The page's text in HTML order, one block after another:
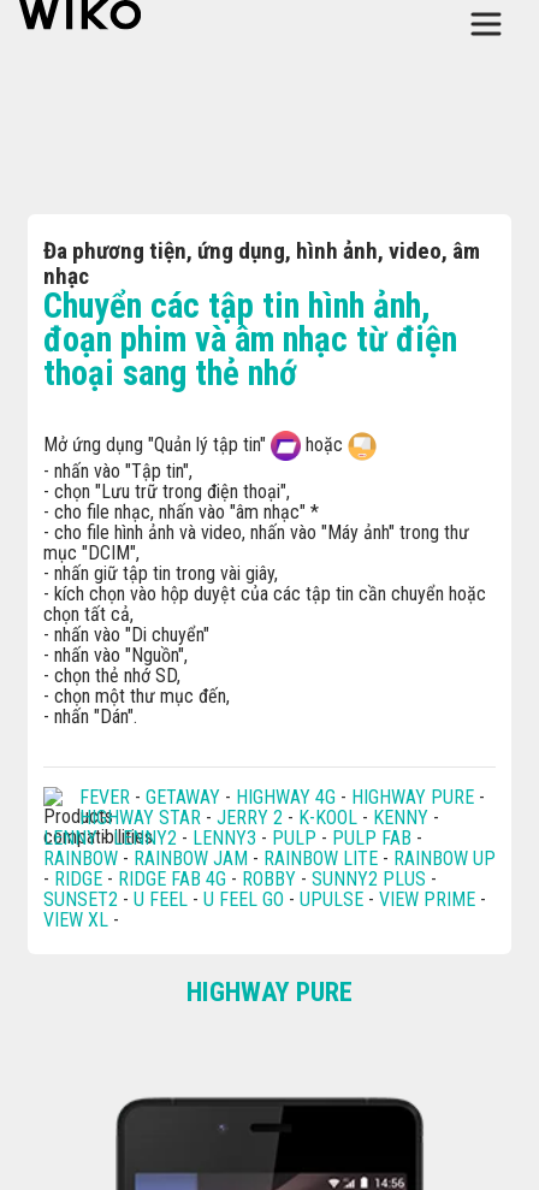
Đa phương tiện, ứng dụng, hình ảnh, video, âm
nhạc
Chuyển các tập tin hình ảnh,
đoạn phim và âm nhạc từ điện
thoại sang thẻ nhớ
Mở ứng dụng "Quản lý tập tin"
hoặc
- nhấn vào "Tập tin",
- chọn "Lưu trữ trong điện thoại",
- cho file nhạc, nhấn vào "âm nhạc" *
- cho file hình ảnh và video, nhấn vào "Máy ảnh" trong thư
mục "DCIM",
- nhấn giữ tập tin trong vài giây,
- kích chọn vào hộp duyệt của các tập tin cần chuyển hoặc
chọn tất cả,
- nhấn vào "Di chuyển"
- nhấn vào "Nguồn",
- chọn thẻ nhớ SD,
- chọn một thư mục đến,
- nhấn "Dán".
FEVER - GETAWAY- HIGHWAY 4G- HIGHWAY PURE -
HIGHWAY STAR - JERRY 2- K-KOOL- KENNY-
LENNY-LENNY2- LENNY3 - PULP - PULP FAB -
RAINBOW- RAINBOW JAM - RAINBOW LITE - RAINBOW UP
- RIDGE - RIDGE FAB 4G - ROBBY- SUNNY2 PLUS -
SUNSET2- U FEEL- U FEEL GO- UPULSE - VIEW PRIME-
VIEW XL-
HIGHWAY PURE